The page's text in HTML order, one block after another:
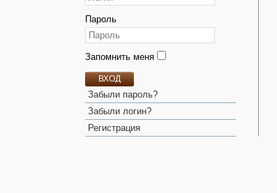
Пароль
Запомнить меня
ВХОД
Забыли пароль?
Забыли логин?
Регистрация